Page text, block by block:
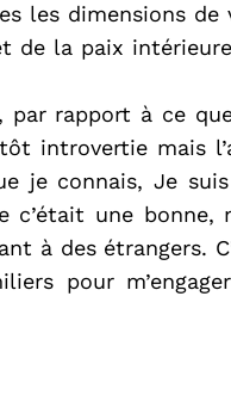
les dimensions de
de la paix
par rapport à ce
introvertie mais
je connais, Je
c’était une bonne,
à des étrangers.
pour